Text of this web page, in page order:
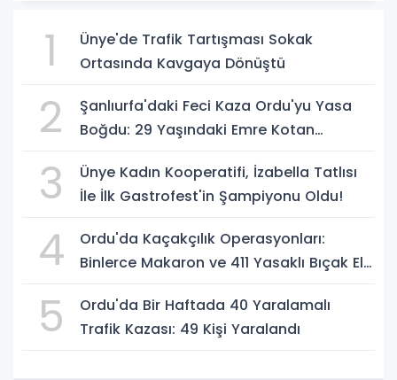
1
Ünye'de Trafik Tartışması Sokak
Ortasında Kavgaya Dönüştü
2
Şanlıurfa'daki Feci Kaza Ordu'yu Yasa
Boğdu: 29 Yaşındaki Emre Kotan
3
Ünye Kadın Kooperatifi, İzabella Tatlısı
İle İlk Gastrofest'in Şampiyonu Oldu!
4
Ordu'da Kaçakçılık Operasyonları:
Binlerce Makaron ve 411 Yasaklı Bıçak Ele
5
Ordu'da Bir Haftada 40 Yaralamalı
Trafik Kazası: 49 Kişi Yaralandı